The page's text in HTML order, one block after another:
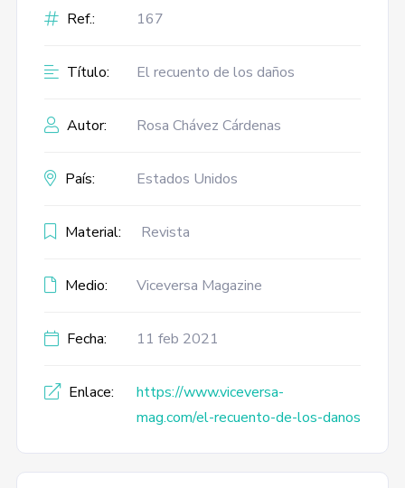
Ref.: 167
Título: El recuento de los daños
Autor: Rosa Chávez Cárdenas
País: Estados Unidos
Material: Revista
Medio: Viceversa Magazine
Fecha: 11 feb 2021
Enlace:
https://www.viceversa-
mag.com/el-recuento-de-los-danos